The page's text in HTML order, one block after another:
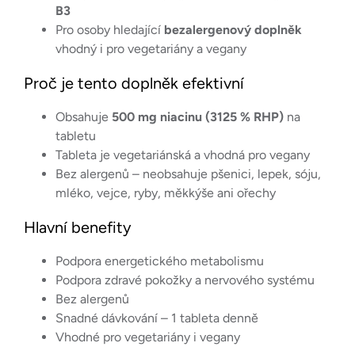
B3
Pro osoby hledající bezalergenový doplněk
vhodný i pro vegetariány a vegany
Proč je tento doplněk efektivní
Obsahuje 500 mg niacinu (3125 % RHP) na
tabletu
Tableta je vegetariánská a vhodná pro vegany
Bez alergenů – neobsahuje pšenici, lepek, sóju,
mléko, vejce, ryby, měkkýše ani ořechy
Hlavní benefity
Podpora energetického metabolismu
Podpora zdravé pokožky a nervového systému
Bez alergenů
Snadné dávkování – 1 tableta denně
Vhodné pro vegetariány i vegany